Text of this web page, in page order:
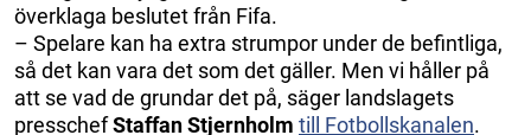
överklaga beslutet från Fifa.
– Spelare kan ha extra strumpor under de befintliga,
så det kan vara det som det gäller. Men vi håller på
att se vad de grundar det på, säger landslagets
presschefStaffan Stjernholm till Fotbollskanalen.